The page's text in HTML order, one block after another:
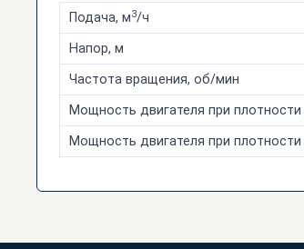
Подача, м3/ч
Напор, м
Частота вращения, об/мин
Мощность двигателя при
Мощность двигателя при